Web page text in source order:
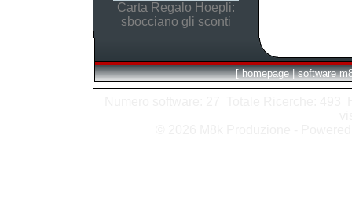
Carta Regalo Hoepli:
sbocciano gli sconti
[ homepage | software